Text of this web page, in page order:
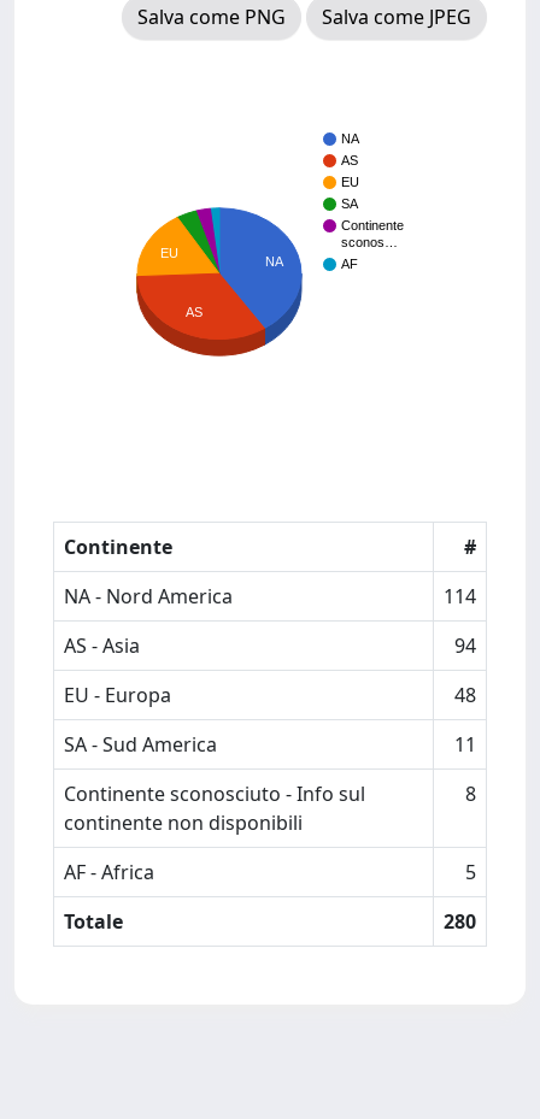
Salva come PNG
Salva come JPEG
NA
AS
EU
SA
Continente
sconos…
AF
NA
EU
AS
Continente
#
NA - Nord America
114
AS - Asia
94
EU - Europa
48
SA - Sud America
11
Continente sconosciuto - Info sul
continente non disponibili
8
AF - Africa
5
Totale
280